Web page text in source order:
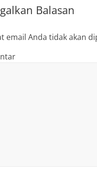
Balasan
email Anda tidak akan